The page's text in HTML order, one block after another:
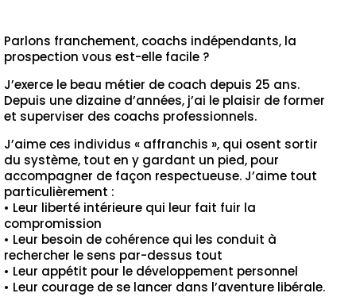
Parlons franchement, coachs indépendants, la
prospection vous est-elle facile ?
J’exerce le beau métier de coach depuis 25 ans.
Depuis une dizaine d’années, j’ai le plaisir de former
et superviser des coachs professionnels.
J’aime ces individus « affranchis », qui osent sortir
du système, tout en y gardant un pied, pour
accompagner de façon respectueuse. J’aime tout
particulièrement :
• Leur liberté intérieure qui leur fait fuir la
compromission
• Leur besoin de cohérence qui les conduit à
rechercher le sens par-dessus tout
• Leur appétit pour le développement personnel
• Leur courage de se lancer dans l’aventure libérale.